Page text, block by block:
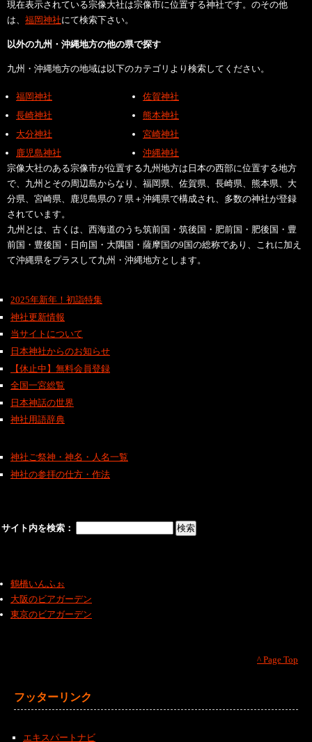
現在表示されている宗像大社は宗像市に位置する神社です。のその他
は、 福岡神社にて検索下さい。
以外の九州・沖縄地方の他の県で探す
九州・沖縄地方の地域は以下のカテゴリより検索してください。
福岡神社
佐賀神社
長崎神社
熊本神社
大分神社
宮崎神社
鹿児島神社
沖縄神社
宗像大社のある宗像市が位置する九州地方は日本の西部に位置する地方
で、九州とその周辺島からなり、福岡県、佐賀県、長崎県、熊本県、大
分県、宮崎県、鹿児島県の７県＋沖縄県で構成され、多数の神社が登録
されています。
九州とは、古くは、西海道のうち筑前国・筑後国・肥前国・肥後国・豊
前国・豊後国・日向国・大隅国・薩摩国の9国の総称であり、これに加え
て沖縄県をプラスして九州・沖縄地方とします。
2025年新年！初詣特集
神社更新情報
当サイトについて
日本神社からのお知らせ
【休止中】無料会員登録
全国一宮総覧
日本神話の世界
神社用語辞典
神社ご祭神・神名・人名一覧
神社の参拝の仕方・作法
サイト内を検索：
鶴橋いんふぉ
大阪のビアガーデン
東京のビアガーデン
^ Page Top
フッターリンク
エキスパートナビ